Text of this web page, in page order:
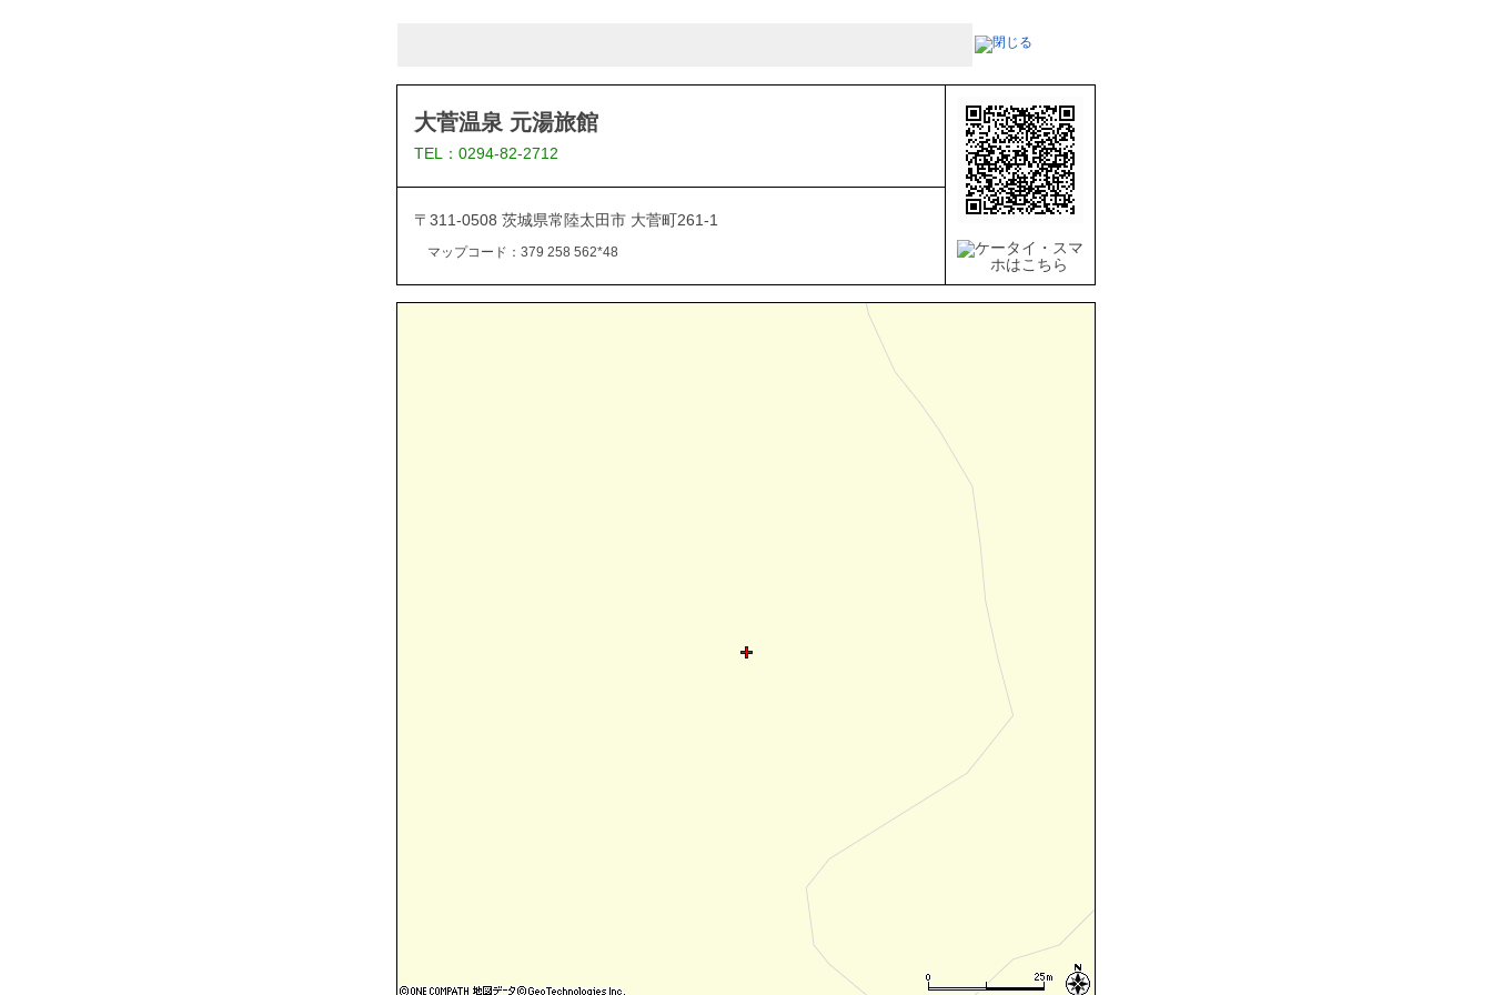
大菅温泉 元湯旅館
TEL：0294-82-2712
〒311-0508 茨城県常陸太田市 大菅町261-1
マップコード：379 258 562*48